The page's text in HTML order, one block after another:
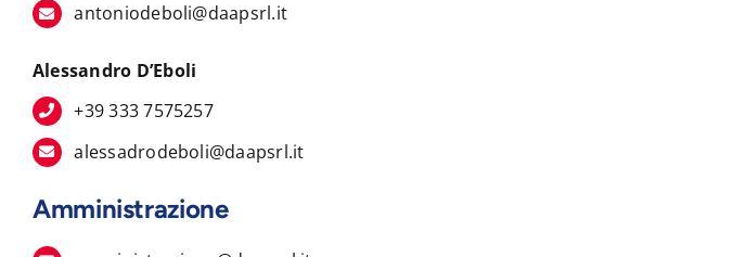
antoniodeboli@daapsrl.it
Alessandro D’Eboli
+39 333 7575257
alessadrodeboli@daapsrl.it
Amministrazione